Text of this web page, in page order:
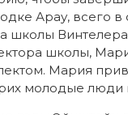
Арау, всего в
школы
школы,
Мария
молодые люди